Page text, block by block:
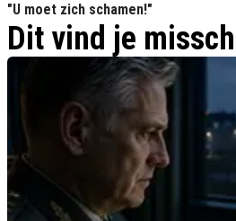
"U moet zich schamen!"
Dit vind je